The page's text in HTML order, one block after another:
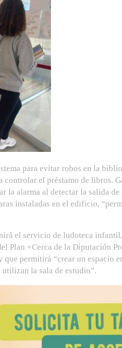
para evitar robos en la
controlar el préstamo de libros.
alarma al detectar la salida
instaladas en el edificio,
el servicio de ludoteca
Plan +Cerca de la Diputación
permitirá “crear un espacio
la sala de estudio”.